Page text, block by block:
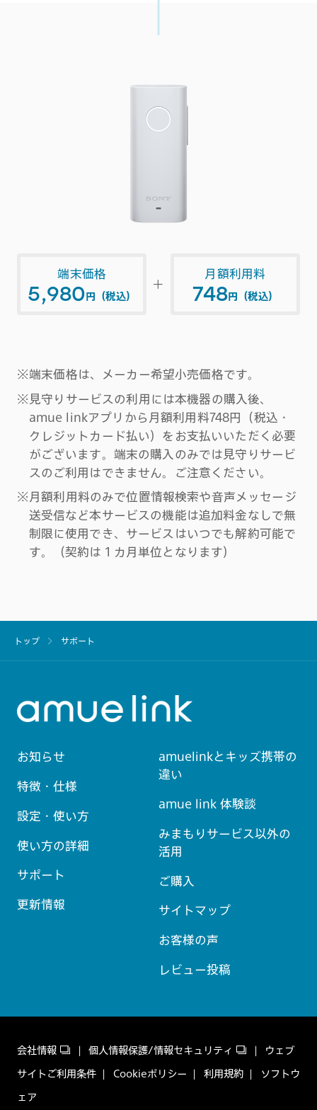
端末価格
5,980円（税込）
＋
月額利用料
748円（税込）
※端末価格は、メーカー希望小売価格です。
※見守りサービスの利用には本機器の購入後、
amue linkアプリから月額利用料748円（税込・
クレジットカード払い）をお支払いいただく必要
がございます。端末の購入のみでは見守りサービ
スのご利用はできません。ご注意ください。
※月額利用料のみで位置情報検索や音声メッセージ
送受信など本サービスの機能は追加料金なしで無
制限に使用でき、サービスはいつでも解約可能で
す。（契約は１カ月単位となります）
トップ サポート
お知らせ
特徴・仕様
設定・使い方
使い方の詳細
サポート
更新情報
amuelinkとキッズ携帯の
違い
amue link 体験談
みまもりサービス以外の
活用
ご購入
サイトマップ
お客様の声
レビュー投稿
会社情報 個人情報保護/情報セキュリティ ウェブ
サイトご利用条件 Cookieポリシー 利用規約 ソフトウ
ェア